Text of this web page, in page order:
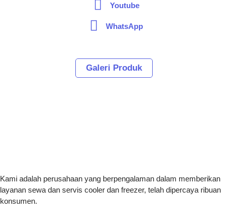
Youtube
WhatsApp
Galeri Produk
Kami adalah perusahaan yang berpengalaman dalam memberikan
layanan sewa dan servis cooler dan freezer, telah dipercaya ribuan
konsumen.